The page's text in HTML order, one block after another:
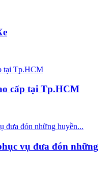
cấp tại Tp.HCM
vụ đưa đón những